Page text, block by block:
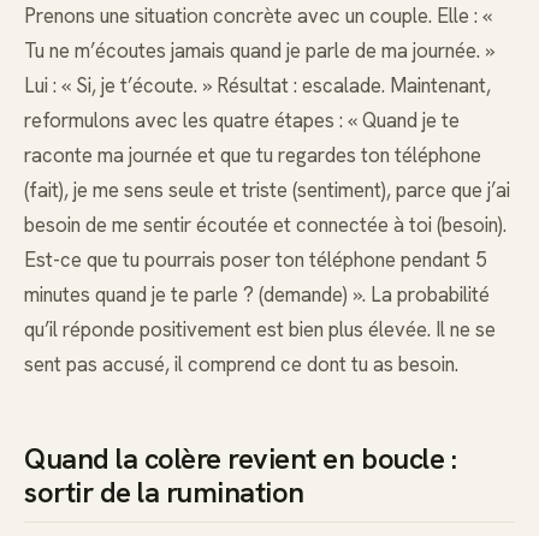
Prenons une situation concrète avec un couple. Elle : «
Tu ne m’écoutes jamais quand je parle de ma journée. »
Lui : « Si, je t’écoute. » Résultat : escalade. Maintenant,
reformulons avec les quatre étapes : « Quand je te
raconte ma journée et que tu regardes ton téléphone
(fait), je me sens seule et triste (sentiment), parce que j’ai
besoin de me sentir écoutée et connectée à toi (besoin).
Est-ce que tu pourrais poser ton téléphone pendant 5
minutes quand je te parle ? (demande) ». La probabilité
qu’il réponde positivement est bien plus élevée. Il ne se
sent pas accusé, il comprend ce dont tu as besoin.
Quand la colère revient en boucle :
sortir de la rumination